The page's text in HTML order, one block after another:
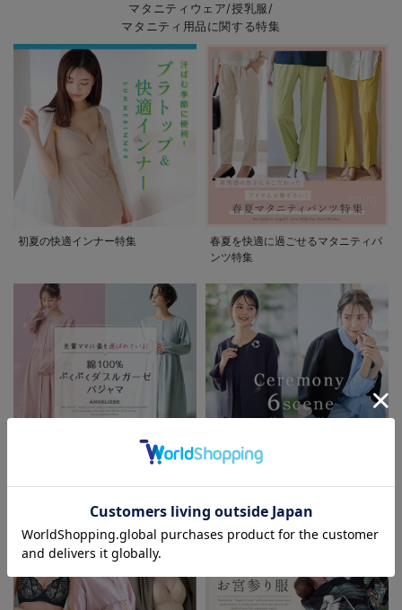
お気に入り商品を確認する
マタニティウェア/授乳服/
マタニティ用品に関する特集
初夏の快適インナー特集
春夏を快適に過ごせるマタニティパ
ンツ特集